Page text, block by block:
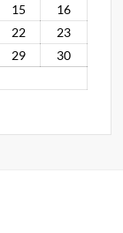
15
16
22
23
29
30